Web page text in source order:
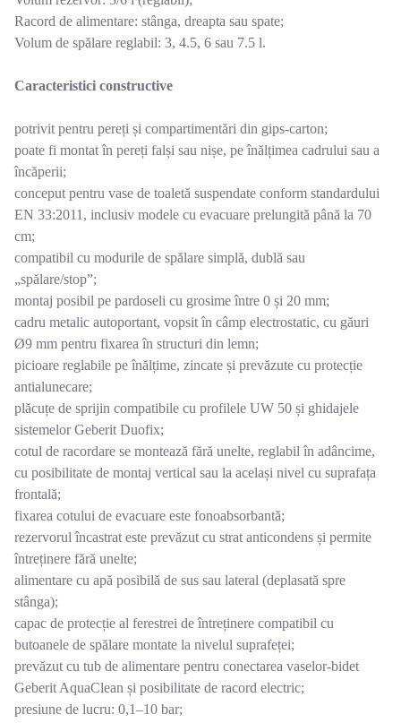
Racord de alimentare: stânga, dreapta sau spate;
Volum de spălare reglabil: 3, 4.5, 6 sau 7.5 l.
Caracteristici constructive
potrivit pentru pereți și compartimentări din gips-carton;
poate fi montat în pereți falși sau nișe, pe înălțimea cadrului sau a
încăperii;
conceput pentru vase de toaletă suspendate conform standardului
EN 33:2011, inclusiv modele cu evacuare prelungită până la 70
cm;
compatibil cu modurile de spălare simplă, dublă sau
„spălare/stop”;
montaj posibil pe pardoseli cu grosime între 0 și 20 mm;
cadru metalic autoportant, vopsit în câmp electrostatic, cu găuri
Ø9 mm pentru fixarea în structuri din lemn;
picioare reglabile pe înălțime, zincate și prevăzute cu protecție
antialunecare;
plăcuțe de sprijin compatibile cu profilele UW 50 și ghidajele
sistemelor Geberit Duofix;
cotul de racordare se montează fără unelte, reglabil în adâncime,
cu posibilitate de montaj vertical sau la același nivel cu suprafața
frontală;
fixarea cotului de evacuare este fonoabsorbantă;
rezervorul încastrat este prevăzut cu strat anticondens și permite
întreținere fără unelte;
alimentare cu apă posibilă de sus sau lateral (deplasată spre
stânga);
capac de protecție al ferestrei de întreținere compatibil cu
butoanele de spălare montate la nivelul suprafeței;
prevăzut cu tub de alimentare pentru conectarea vaselor-bidet
Geberit AquaClean și posibilitate de racord electric;
presiune de lucru: 0,1–10 bar;